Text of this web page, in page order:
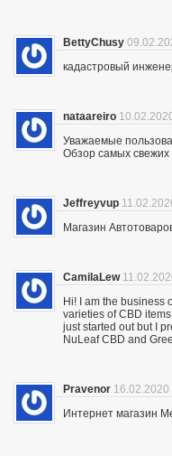
BettyChusy
кадастровый
nataareiro
Уважаемые
Обзор самых свежих
Jeffreyvup
Магазин
CamilaLew
Hi! I am the business
varieties of CBD
just started out but I
NuLeaf CBD and
Pravenor 16.02.2020
Интернет магазин